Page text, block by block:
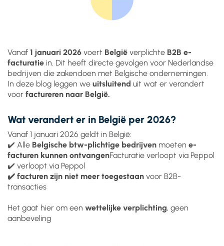
Vanaf 1 januari 2026 voert België verplichte B2B e-
facturatie in. Dit heeft directe gevolgen voor Nederlandse
bedrijven die zakendoen met Belgische ondernemingen.
In deze blog leggen we uitsluitend uit wat er verandert
voor factureren naar België.
Wat verandert er in België per 2026?
Vanaf 1 januari 2026 geldt in België:
✔️ Alle Belgische btw-plichtige bedrijven moeten e-
facturen kunnen ontvangenFacturatie verloopt via Peppol
✔️ verloopt via Peppol
✔️ facturen zijn niet meer toegestaan voor B2B-
transacties
Het gaat hier om een wettelijke verplichting, geen
aanbeveling